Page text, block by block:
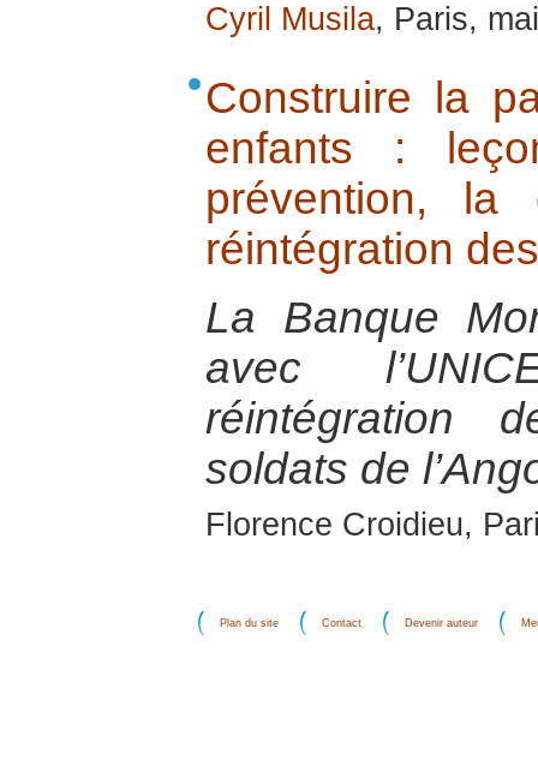
Cyril Musila, Paris,
Construire la
enfants :
prévention, la
réintégration
La Banque
avec
réintégration
soldats de
Florence Croidieu,
Plan du site Contact Devenir auteur